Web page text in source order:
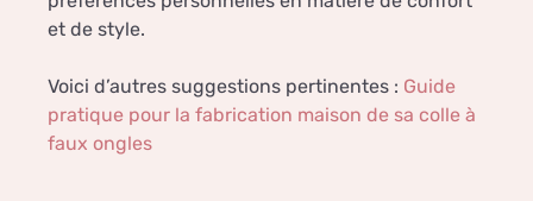
et de style.
Voici d’autres suggestions pertinentes : Guide
pratique pour la fabrication maison de sa colle à
faux ongles